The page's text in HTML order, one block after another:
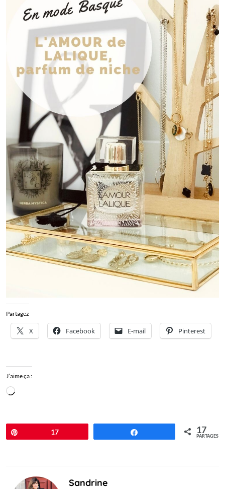
Partagez
X Facebook E-mail Pinterest
J’aime ça :
Chargement…
17 17
PARTAGES
Sandrine